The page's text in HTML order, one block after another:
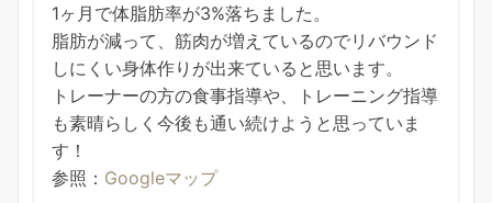
1ヶ月で体脂肪率が3%落ちました。
脂肪が減って、筋肉が増えているのでリバウンド
しにくい身体作りが出来ていると思います。
トレーナーの方の食事指導や、トレーニング指導
も素晴らしく今後も通い続けようと思っていま
す！
参照： Googleマップ